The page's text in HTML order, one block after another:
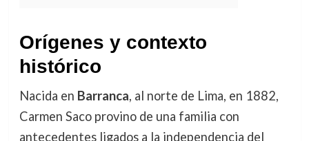
Orígenes y contexto
histórico
Nacida en Barranca, al norte de Lima, en 1882,
Carmen Saco provino de una familia con
antecedentes ligados a la independencia del